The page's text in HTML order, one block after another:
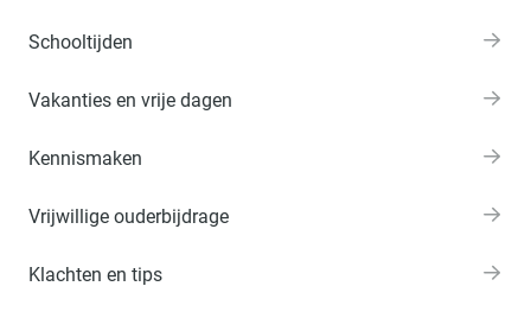
Schooltijden
Vakanties en vrije dagen
Kennismaken
Vrijwillige ouderbijdrage
Klachten en tips